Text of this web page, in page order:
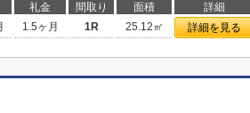
礼金 間取り 面積 詳細
1.5ヶ月 1R 25.12㎡ 詳細を見る